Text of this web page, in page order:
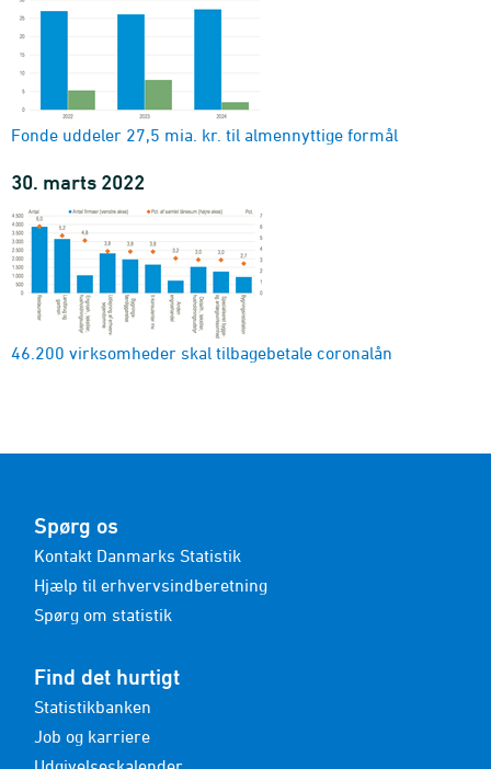
Fonde uddeler 27,5 mia. kr. til almennyttige formål
30. marts 2022
46.200 virksomheder skal tilbagebetale coronalån
Spørg os
Kontakt Danmarks Statistik
Hjælp til erhvervsindberetning
Spørg om statistik
Find det hurtigt
Statistikbanken
Job og karriere